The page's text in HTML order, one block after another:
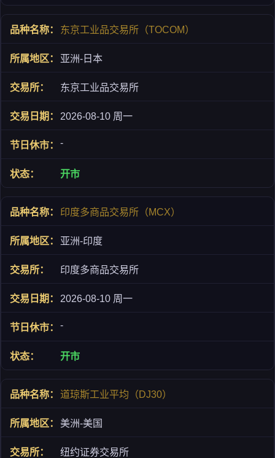
东京工业品交易所（TOCOM）
亚洲-日本
东京工业品交易所
2026-08-10 周一
-
开市
印度多商品交易所（MCX）
亚洲-印度
印度多商品交易所
2026-08-10 周一
-
开市
道琼斯工业平均（DJ30）
美洲-美国
纽约证券交易所